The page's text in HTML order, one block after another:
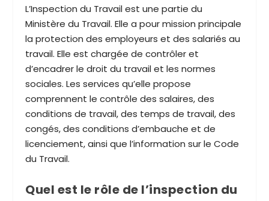
L’Inspection du Travail est une partie du
Ministère du Travail. Elle a pour mission principale
la protection des employeurs et des salariés au
travail. Elle est chargée de contrôler et
d’encadrer le droit du travail et les normes
sociales. Les services qu’elle propose
comprennent le contrôle des salaires, des
conditions de travail, des temps de travail, des
congés, des conditions d’embauche et de
licenciement, ainsi que l’information sur le Code
du Travail.
Quel est le rôle de l’inspection du